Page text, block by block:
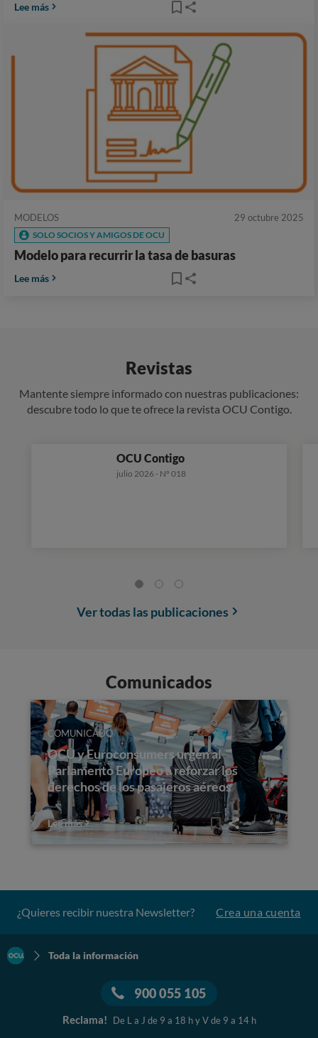
Lee más
MODELOS 29 octubre 2025
SOLO SOCIOS Y AMIGOS DE OCU
Modelo para recurrir la tasa de basuras
Lee más
Revistas
Mantente siempre informado con nuestras publicaciones:
descubre todo lo que te ofrece la revista OCU Contigo.
OCU Contigo
julio 2026 - Nº 018
Ver todas las publicaciones
Comunicados
COMUNICADO
OCU y Euroconsumers urgen al
Parlamento Europeo a reforzar los
derechos de los pasajeros aéreos
Lee más
¿Quieres recibir nuestra Newsletter? Crea una cuenta
Toda la información
900 055 105
Reclama! De L a J de 9 a 18 h y V de 9 a 14 h